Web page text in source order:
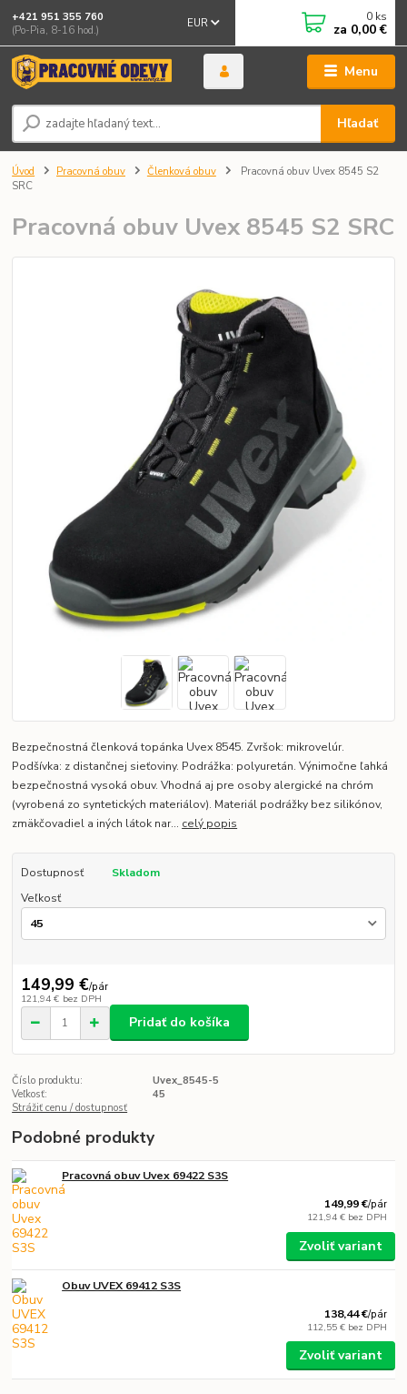
Menu
EUR
Hľadať
+421 951 355 760
(Po-Pia, 8-16 hod.)
0 ks
za 0,00 €
Úvod Pracovná obuv Členková obuv
Pracovná obuv Uvex 8545 S2
SRC
Pracovná obuv Uvex 8545 S2 SRC
Bezpečnostná členková topánka Uvex 8545. Zvršok: mikrovelúr.
Podšívka: z distančnej sieťoviny. Podrážka: polyuretán. Výnimočne ľahká
bezpečnostná vysoká obuv. Vhodná aj pre osoby alergické na chróm
(vyrobená zo syntetických materiálov). Materiál podrážky bez silikónov,
zmäkčovadiel a iných látok nar... celý popis
Dostupnosť
Skladom
Veľkosť
149,99 €/pár
121,94 € bez DPH
Pridať do košíka
Číslo produktu:
Uvex_8545-5
Veľkosť:
45
Strážiť cenu / dostupnosť
Podobné produkty
Pracovná obuv Uvex 69422 S3S
149,99 €/pár
121,94 € bez DPH
Zvoliť variant
Obuv UVEX 69412 S3S
138,44 €/pár
112,55 € bez DPH
Zvoliť variant